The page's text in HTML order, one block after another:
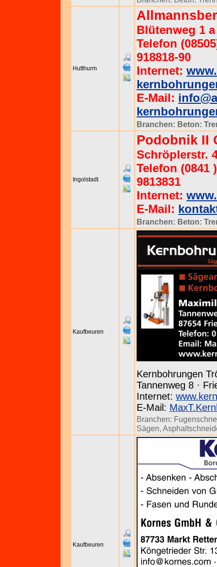
Hutthurm
Blütenweg 1
Telefon
918818-90
Internet:
E-Mail:
Branchen: Beton:
Ingolstadt
Podobnik II
Schröplerstr.
Telefon (0841
9813831
Internet:
E-Mail:
Branchen: Beton:
Kaufbeuren
Kernbohrungen
Tannenweg 8 ·
Internet:
E-Mail:
Branchen:
Sägen,
Kaufbeuren